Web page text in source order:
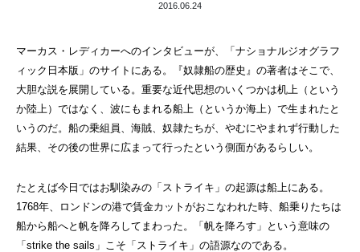
2016.06.24
マーカス・レディカーへのインタビューが、「ナショナルジオグラフ
ィック日本版」のサイトにある。『奴隷船の歴史』の著者はそこで、
大胆な説を展開している。重要な近代思想のいくつかは机上（という
か陸上）ではなく、波にもまれる船上（というか海上）で生まれたと
いうのだ。船の乗組員、海賊、奴隷たちが、やむにやまれず行動した
結果、その後の世界に広まって行ったという側面があるらしい。
たとえば今日ではお馴染みの「ストライキ」の起源は船上にある。
1768年、ロンドンの港で賃金カットがおこなわれた時、船乗りたちは
船から船へと帆を降ろしてまわった。「帆を降ろす」という意味の
「strike the sails」こそ「ストライキ」の語源なのである。